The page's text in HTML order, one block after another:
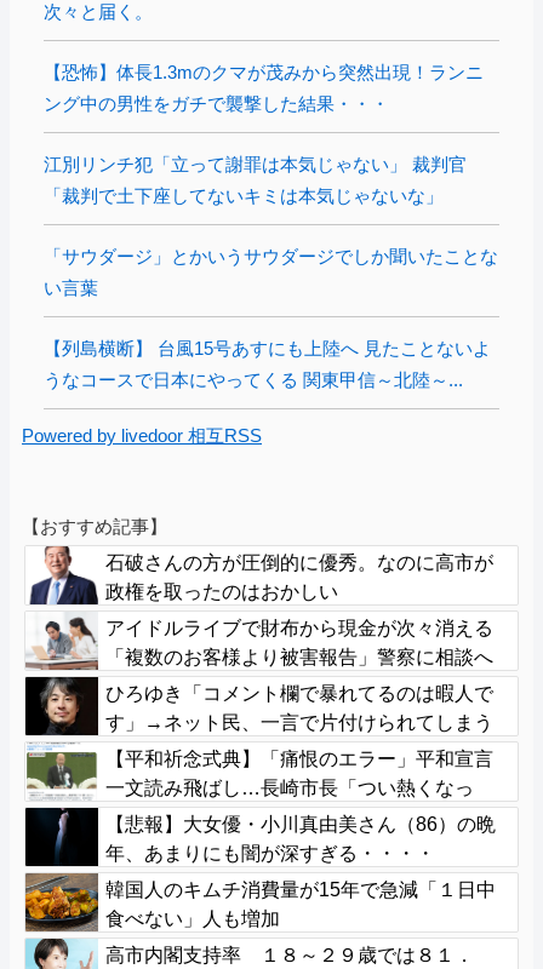
次々と届く。
【恐怖】体長1.3mのクマが茂みから突然出現！ランニ
ング中の男性をガチで襲撃した結果・・・
江別リンチ犯「立って謝罪は本気じゃない」 裁判官
「裁判で土下座してないキミは本気じゃないな」
「サウダージ」とかいうサウダージでしか聞いたことな
い言葉
【列島横断】 台風15号あすにも上陸へ 見たことないよ
うなコースで日本にやってくる 関東甲信～北陸～...
Powered by livedoor 相互RSS
【おすすめ記事】
石破さんの方が圧倒的に優秀。なのに高市が
政権を取ったのはおかしい
アイドルライブで財布から現金が次々消える
「複数のお客様より被害報告」警察に相談へ
ひろゆき「コメント欄で暴れてるのは暇人で
す」→ネット民、一言で片付けられてしまう
ｗｗｗｗｗ
【平和祈念式典】「痛恨のエラー」平和宣言
一文読み飛ばし…長崎市長「つい熱くなっ
て」NPT義務履行求める重要一文
【悲報】大女優・小川真由美さん（86）の晩
年、あまりにも闇が深すぎる・・・・
韓国人のキムチ消費量が15年で急減「１日中
食べない」人も増加
高市内閣支持率 １８～２９歳では８１．